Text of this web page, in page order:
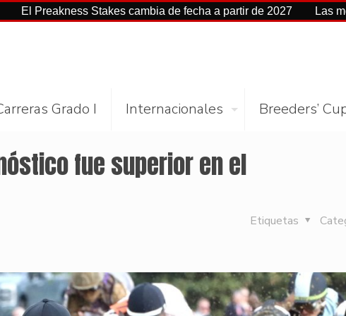
Stakes cambia de fecha a partir de 2027 Las mejores
Grado I Internacionales Breeders’
fue superior en el
Etiquetas